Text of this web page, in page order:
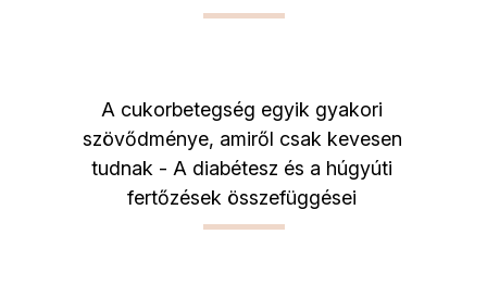
A cukorbetegség egyik gyakori
szövődménye, amiről csak kevesen
tudnak - A diabétesz és a húgyúti
fertőzések összefüggései